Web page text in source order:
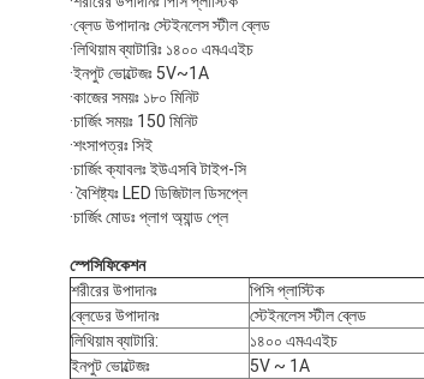
·ব্লেড উপাদানঃ স্টেইনলেস স্টীল ব্লেড
·লিথিয়াম ব্যাটারিঃ ১৪০০ এমএএইচ
·ইনপুট ভোল্টেজঃ 5V~1A
·কাজের সময়ঃ ১৮০ মিনিট
·চার্জিং সময়ঃ 150 মিনিট
·শংসাপত্রঃ সিই
·চার্জিং ক্যাবলঃ ইউএসবি টাইপ-সি
· বৈশিষ্ট্যঃ LED ডিজিটাল ডিসপ্লে
·চার্জিং মোডঃ প্লাগ অ্যান্ড প্লে
স্পেসিফিকেশন
শরীরের উপাদানঃ
পিসি প্লাস্টিক
ব্লেডের উপাদানঃ
স্টেইনলেস স্টীল ব্লেড
লিথিয়াম ব্যাটারি:
১৪০০ এমএএইচ
ইনপুট ভোল্টেজঃ
5V ~ 1A